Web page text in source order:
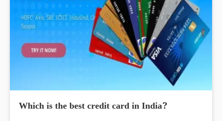
Which is the best credit card in India?